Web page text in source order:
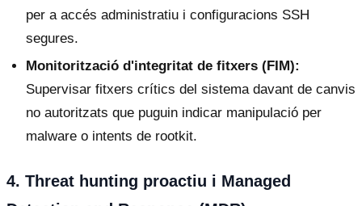
per a accés administratiu i configuracions SSH
segures.
Monitorització d'integritat de fitxers (FIM):
Supervisar fitxers crítics del sistema davant de canvis
no autoritzats que puguin indicar manipulació per
malware o intents de rootkit.
4. Threat hunting proactiu i Managed